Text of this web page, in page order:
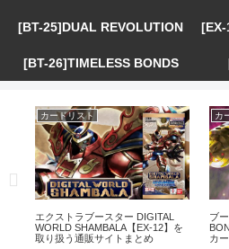
[BT-25]DUAL REVOLUTION
[BT-26]TIMELESS BONDS
カードリスト
エクストラブースター DIGITAL
WORLD SHAMBALA【EX-12】を
取り扱う通販サイトまとめ
カ
ブ
カ